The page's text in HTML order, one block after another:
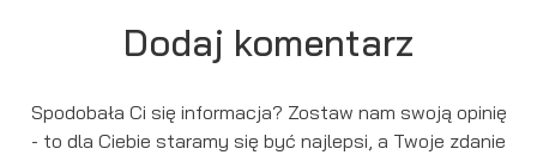
Dodaj komentarz
Spodobała Ci się informacja? Zostaw nam swoją opinię
- to dla Ciebie staramy się być najlepsi, a Twoje zdanie